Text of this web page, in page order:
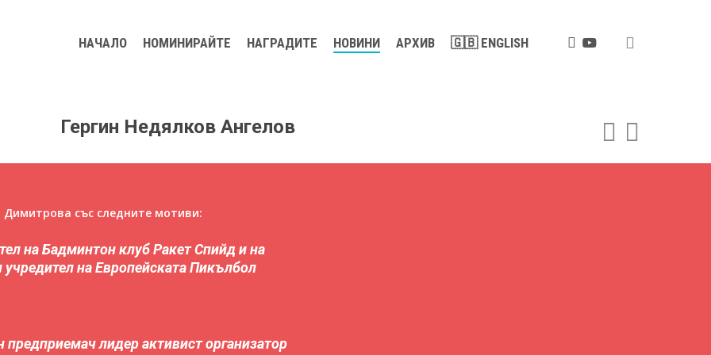
НАЧАЛО НОМИНИРАЙТЕ НАГРАДИТЕ НОВИНИ АРХИВ 🇬🇧 ENGLISH FACEBOOK
YOUTUBE
Гергин Недялков Ангелов
със следните мотиви:
на Бадминтон клуб Ракет Спийд и на
на Европейската Пикълбол
предприемач лидер активист организатор